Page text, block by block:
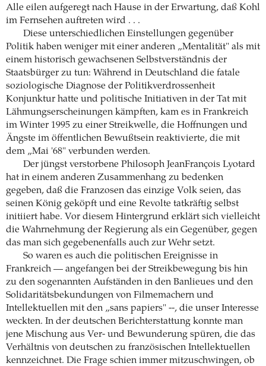
Alle eilen aufgeregt nach Hause in der Erwartung, daß Kohl
im Fernsehen auftreten wird . . .
Diese unterschiedlichen Einstellungen gegenüber
Politik haben weniger mit einer anderen „Mentalität" als mit
einem historisch gewachsenen Selbstverständnis der
Staatsbürger zu tun: Während in Deutschland die fatale
soziologische Diagnose der Politikverdrossenheit
Konjunktur hatte und politische Initiativen in der Tat mit
Lähmungserscheinungen kämpften, kam es in Frankreich
im Winter 1995 zu einer Streikwelle, die Hoffnungen und
Ängste im öffentlichen Bewußtsein reaktivierte, die mit
dem „Mai '68" verbunden werden.
Der jüngst verstorbene Philosoph JeanFrançois Lyotard
hat in einem anderen Zusammenhang zu bedenken
gegeben, daß die Franzosen das einzige Volk seien, das
seinen König geköpft und eine Revolte tatkräftig selbst
initiiert habe. Vor diesem Hintergrund erklärt sich vielleicht
die Wahrnehmung der Regierung als ein Gegenüber, gegen
das man sich gegebenenfalls auch zur Wehr setzt.
So waren es auch die politischen Ereignisse in
Frankreich — angefangen bei der Streikbewegung bis hin
zu den sogenannten Aufständen in den Banlieues und den
Solidaritätsbekundungen von Filmemachern und
Intellektuellen mit den „sans papiers" --, die unser Interesse
weckten. In der deutschen Berichterstattung konnte man
jene Mischung aus Ver- und Bewunderung spüren, die das
Verhältnis von deutschen zu französischen Intellektuellen
kennzeichnet. Die Frage schien immer mitzuschwingen, ob